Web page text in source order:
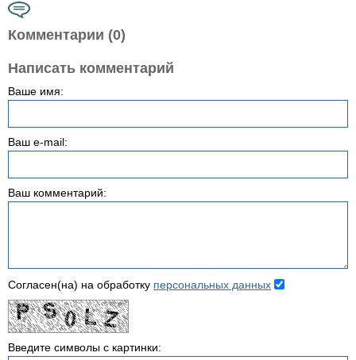
Комментарии (0)
Написать комментарий
Ваше имя:
Ваш e-mail:
Ваш комментарий:
Согласен(на) на обработку персональных данных
Введите символы с картинки: